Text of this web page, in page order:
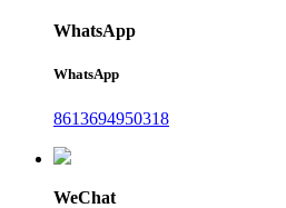
WhatsApp
WhatsApp
8613694950318
WeChat